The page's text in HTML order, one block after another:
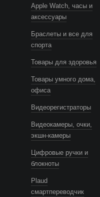
Apple Watch, часы и
аксессуары
Браслеты и все для
спорта
Товары для здоровья
Товары умного дома,
офиса
Видеорегистраторы
Видеокамеры, очки,
экшн-камеры
Цифровые ручки и
блокноты
Plaud
смартпереводчик